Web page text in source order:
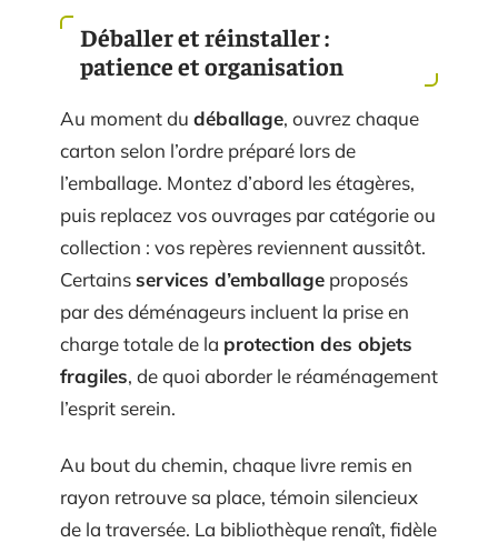
Déballer et réinstaller :
patience et organisation
Au moment du déballage, ouvrez chaque
carton selon l’ordre préparé lors de
l’emballage. Montez d’abord les étagères,
puis replacez vos ouvrages par catégorie ou
collection : vos repères reviennent aussitôt.
Certainsservices d’emballage proposés
par des déménageurs incluent la prise en
charge totale de la protection des objets
fragiles, de quoi aborder le réaménagement
l’esprit serein.
Au bout du chemin, chaque livre remis en
rayon retrouve sa place, témoin silencieux
de la traversée. La bibliothèque renaît, fidèle